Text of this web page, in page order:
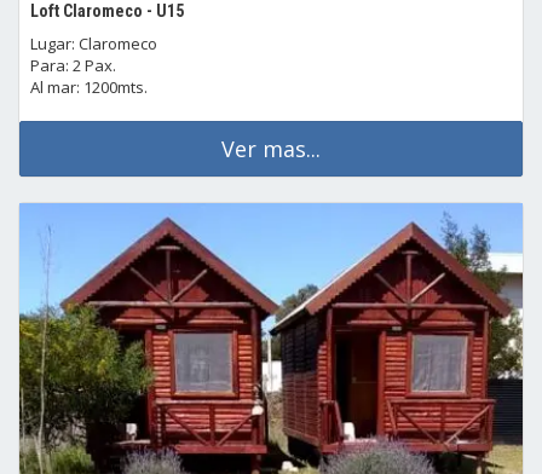
Loft Claromeco - U15
Lugar: Claromeco
Para: 2 Pax.
Al mar: 1200mts.
Ver mas...